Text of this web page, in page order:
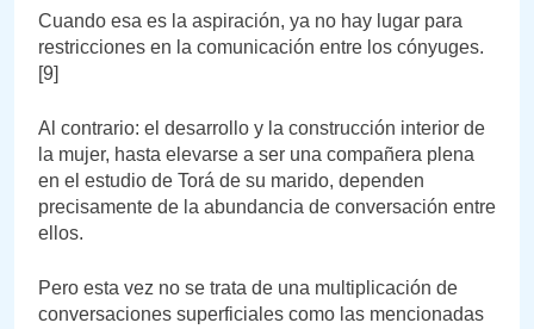
Cuando esa es la aspiración, ya no hay lugar para
restricciones en la comunicación entre los cónyuges.
[9]
Al contrario: el desarrollo y la construcción interior de
la mujer, hasta elevarse a ser una compañera plena
en el estudio de Torá de su marido, dependen
precisamente de la abundancia de conversación entre
ellos.
Pero esta vez no se trata de una multiplicación de
conversaciones superficiales como las mencionadas